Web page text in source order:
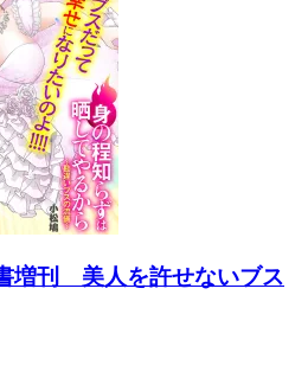
増刊 美人を許せないブス